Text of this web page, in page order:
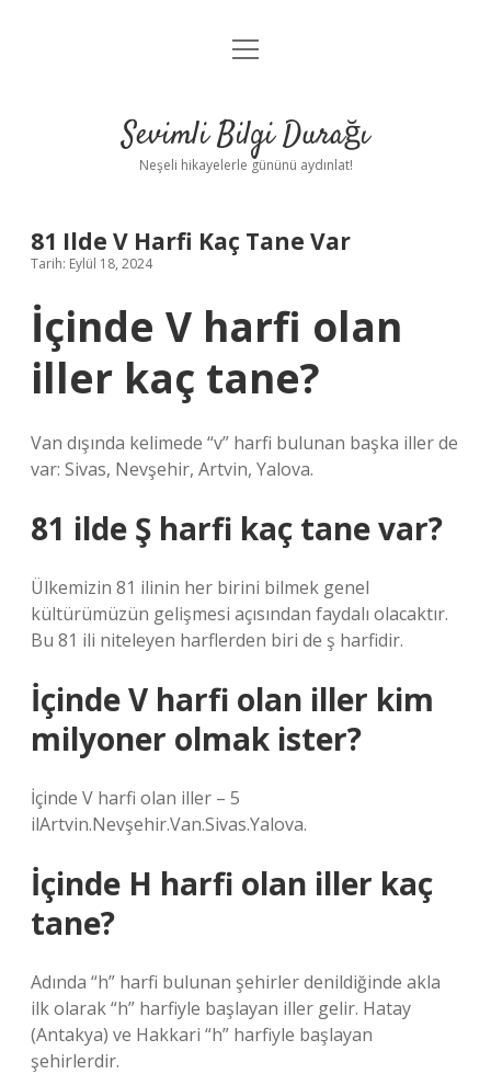
Anasayfa
Yasal Uyarı
menüyü
Sevimli Bilgi Durağı
Neşeli hikayelerle gününü aydınlat!
81 Ilde V Harfi Kaç Tane Var
Tarih: Eylül 18, 2024
İçinde V harfi olan
iller kaç tane?
Van dışında kelimede “v” harfi bulunan başka iller de
var: Sivas, Nevşehir, Artvin, Yalova.
81 ilde Ş harfi kaç tane var?
Ülkemizin 81 ilinin her birini bilmek genel
kültürümüzün gelişmesi açısından faydalı olacaktır.
Bu 81 ili niteleyen harflerden biri de ş harfidir.
İçinde V harfi olan iller kim
milyoner olmak ister?
İçinde V harfi olan iller – 5
ilArtvin.Nevşehir.Van.Sivas.Yalova.
İçinde H harfi olan iller kaç
tane?
Adında “h” harfi bulunan şehirler denildiğinde akla
ilk olarak “h” harfiyle başlayan iller gelir. Hatay
(Antakya) ve Hakkari “h” harfiyle başlayan
şehirlerdir.